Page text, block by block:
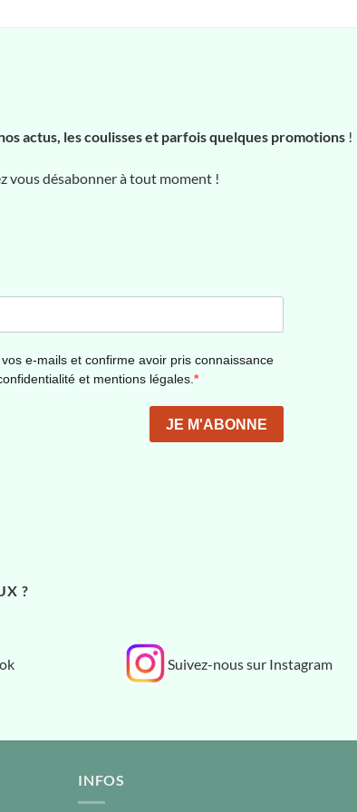
actus, les coulisses et parfois quelques promotions !
vous désabonner à tout moment !
?
Suivez-nous sur Instagram
INFOS